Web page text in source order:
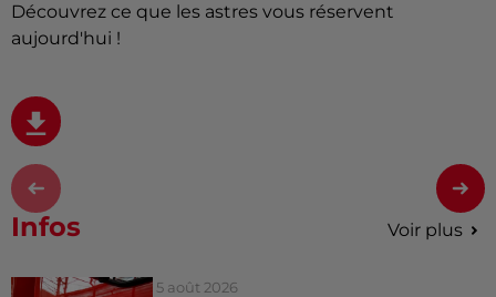
Découvrez ce que les astres vous réservent
aujourd'hui !
Infos Voir plus
5 août 2026